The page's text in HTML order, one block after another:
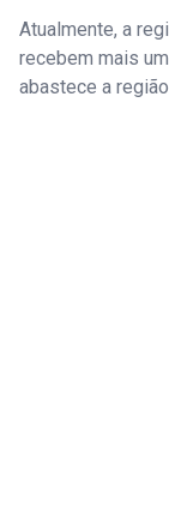
Atualmente, a
recebem mais
abastece a